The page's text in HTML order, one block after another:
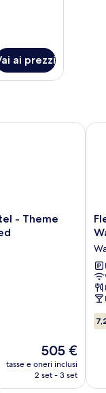
ai prezzi
- Theme
Il
prezzo
attuale
505 €
tasse e oneri inclusi
2 set - 3 set
Theme Park tickets
7.2
su